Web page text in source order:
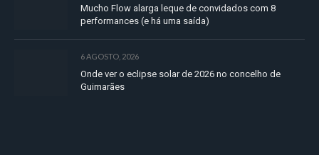
Mucho Flow alarga leque de convidados com 8
performances (e há uma saída)
6 AGOSTO, 2026
Onde ver o eclipse solar de 2026 no concelho de
Guimarães